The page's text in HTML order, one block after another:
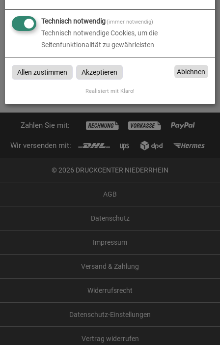
Hohlkammerplatten
Hohlkammerplatten bei DRUCKCENTER NIEDERRHEIN in
Grevenbroich, Kleve, Wesel, Kempen, Duisburg, Krefeld, Viersen,
Mönchengladbach und Neuss
Zahlen Sie mit:
Wir versenden mit:
© 2026 DRUCKCENTER NIEDERRHEIN
AGB
Datenschutz
Impressum
Versand & Zahlung
Widerrufsrecht
Datenschutz-Einstellungen
Vertrag widerrufen
Technisch notwendig(immer notwendig)
Technisch notwendige Cookies, um die
Seitenfunktionalität zu gewährleisten
Allen zustimmen Akzeptieren Ablehnen
Realisiert mit Klaro!